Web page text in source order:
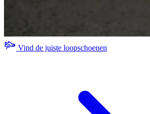
Vind de juiste loopschoenen